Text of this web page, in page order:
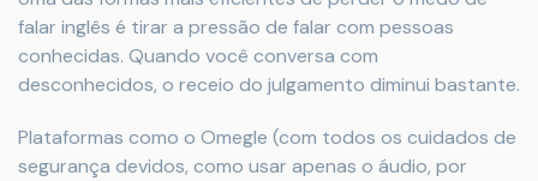
falar inglês é tirar a pressão de falar com pessoas
conhecidas. Quando você conversa com
desconhecidos, o receio do julgamento diminui bastante.
Plataformas como o Omegle (com todos os cuidados de
segurança devidos, como usar apenas o áudio, por